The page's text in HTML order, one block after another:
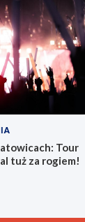
Tour
tuż za rogiem!